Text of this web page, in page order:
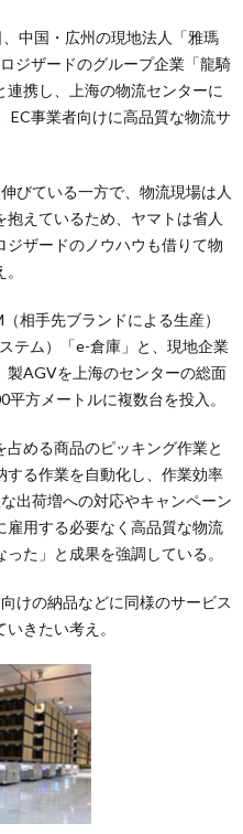
中国・広州の現地法人「雅瑪
ジザードのグループ企業「龍騎
携し、上海の物流センターに
EC事業者向けに高品質な物流サ
びている一方で、物流現場は人
えているため、ヤマトは省人
ザードのノウハウも借りて物
相手先ブランドによる生産）
テム）「e-倉庫」と、現地企業
製AGVを上海のセンターの総面
方メートルに複数台を投入。
める商品のピッキング作業と
する作業を自動化し、作業効率
出荷増への対応やキャンペーン
雇用する必要なく高品質な物流
た」と成果を強調している。
けの納品などに同様のサービス
きたい考え。